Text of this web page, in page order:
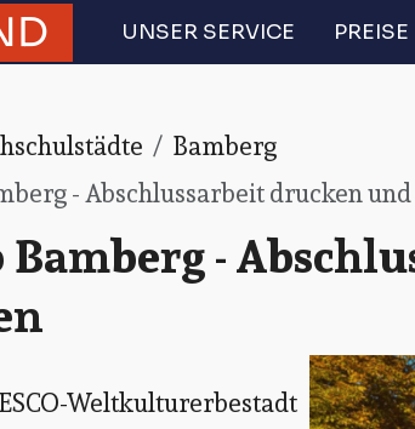
UNSER SERVICE PREISE
Bamberg
- Abschlussarbeit drucken
Bamberg -
Weltkulturerbestadt